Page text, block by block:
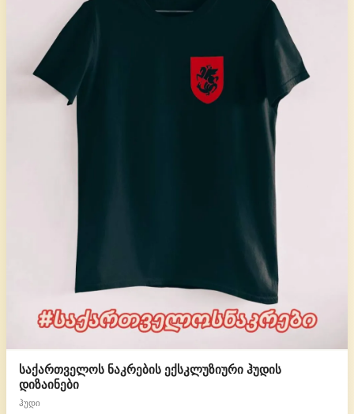
საქართველოს ნაკრების ექსკლუზიური ჰუდის
დიზაინები
ჰუდი